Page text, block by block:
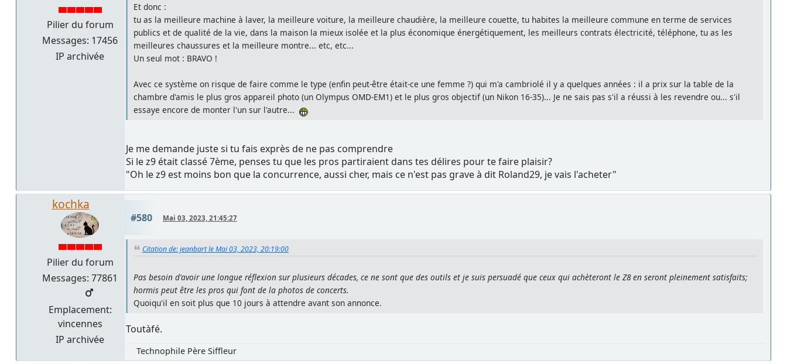
Pilier du forum
Messages: 17456
IP archivée
Et donc :
tu as la meilleure machine à laver, la meilleure voiture, la meilleure chaudière, la meilleure couette, tu habites la meilleure commune en terme de services
publics et de qualité de la vie, dans la maison la mieux isolée et la plus économique énergétiquement, les meilleurs contrats électricité, téléphone, tu as les
meilleures chaussures et la meilleure montre... etc, etc...
Un seul mot : BRAVO !
Avec ce système on risque de faire comme le type (enfin peut-être était-ce une femme ?) qui m'a cambriolé il y a quelques années : il a prix sur la table de la
chambre d'amis le plus gros appareil photo (un Olympus OMD-EM1) et le plus gros objectif (un Nikon 16-35)... Je ne sais pas s'il a réussi à les revendre ou... s'il
essaye encore de monter l'un sur l'autre...
Je me demande juste si tu fais exprès de ne pas comprendre
Si le z9 était classé 7ème, penses tu que les pros partiraient dans tes délires pour te faire plaisir?
"Oh le z9 est moins bon que la concurrence, aussi cher, mais ce n'est pas grave à dit Roland29, je vais l'acheter"
kochka
Pilier du forum
Messages: 77861
Emplacement:
vincennes
IP archivée
#580 Mai 03, 2023, 21:45:27
Citation de: jeanbart le Mai 03, 2023, 20:19:00
Pas besoin d'avoir une longue réflexion sur plusieurs décades, ce ne sont que des outils et je suis persuadé que ceux qui achèteront le Z8 en seront pleinement satisfaits;
hormis peut être les pros qui font de la photos de concerts.
Quoiqu'il en soit plus que 10 jours à attendre avant son annonce.
Toutàfé.
Technophile Père Siffleur